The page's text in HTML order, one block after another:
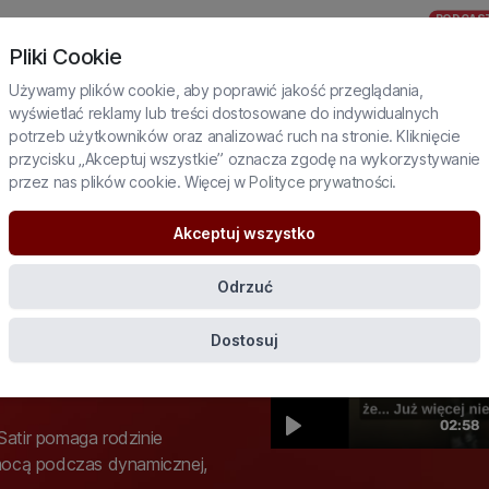
ZE ŚWIATA
przemocą
przez
pomaga rodzinie
podczas dynamicznej,
Pliki Cookie
Używamy plików cookie, aby poprawić jakość przeglądania,
wyświetlać reklamy lub treści dostosowane do indywidualnych
potrzeb użytkowników oraz analizować ruch na stronie. Kliknięcie
przycisku „Akceptuj wszystkie” oznacza zgodę na wykorzystywanie
przez nas plików cookie. Więcej wPolityce prywatności.
Akceptuj wszystko
Odrzuć
Dostosuj